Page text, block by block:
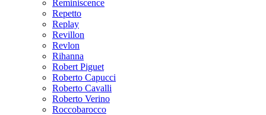
Reminiscence
Repetto
Replay
Revillon
Revlon
Rihanna
Robert Piguet
Roberto Capucci
Roberto Cavalli
Roberto Verino
Roccobarocco